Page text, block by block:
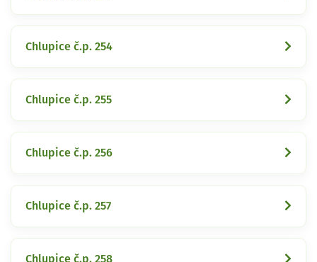
Chlupice č.p. 254
Chlupice č.p. 255
Chlupice č.p. 256
Chlupice č.p. 257
Chlupice č.p. 258